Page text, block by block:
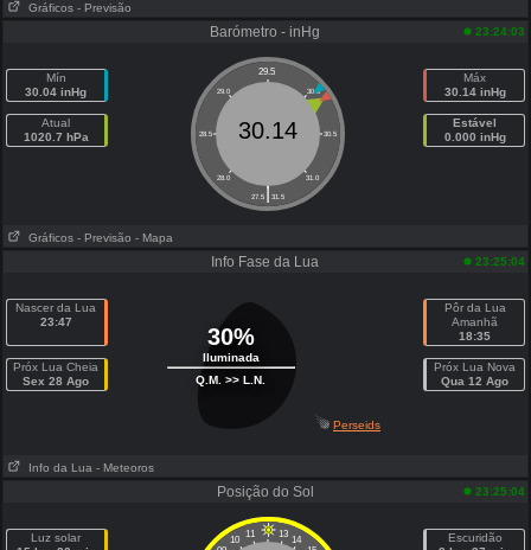
Gráficos - Previsão
Barómetro - inHg 23:24:03
Mín
30.04 inHg
Atual
1020.7 hPa
29.5
29.0 30.0
28.5 30.5
28.0 31.0
|
27.5 31.5
30.14
Máx
30.14 inHg
Estável
0.000 inHg
Gráficos - Previsão - Mapa
Info Fase da Lua 23:25:04
Nascer da Lua
23:47
Próx Lua Cheia
Sex 28 Ago
30%
Iluminada
Q.M. >> L.N.
Pôr da Lua
Amanhã
18:35
Próx Lua Nova
Qua 12 Ago
Perseids
Info da Lua - Meteoros
Posição do Sol 23:25:04
Luz solar
11 13
10
14
Escuridão